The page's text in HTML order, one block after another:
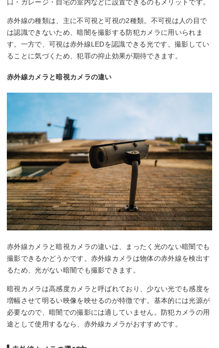
口・ガレージ・自宅の室内などに設置できるのもメリットです。
赤外線の種類は、主に不可視と可視の2種類。不可視は人の目で
は認識できないため、暗闇を撮影する防犯カメラに用いられま
す。一方で、可視は赤外線LEDを認識できる光です。撮影してい
ることに気づくため、犯罪の抑止効果が期待できます。
赤外線カメラと暗視カメラの違い
赤外線カメラと暗視カメラの違いは、まったく光のない暗闇でも
撮影できるかどうかです。赤外線カメラは物体の赤外線を検出す
るため、光がない暗闇でも撮影できます。
暗視カメラは高感度カメラと呼ばれており、少ない光でも感度を
増幅させて明るい映像を映せるのが特徴です。基本的には光源が
必要なので、暗闇での撮影には適していません。防犯カメラの用
途として使用するなら、赤外線カメラがおすすめです。